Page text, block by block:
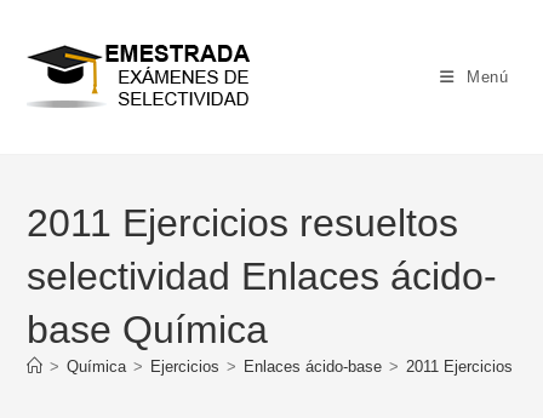
contenido
Menú
2011 Ejercicios resueltos
selectividad Enlaces ácido-
base Química
> Química > Ejercicios > Enlaces ácido-base > 2011 Ejercicios